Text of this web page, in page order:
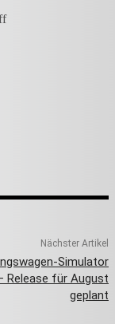
Nächster Artikel
Release für August
geplant